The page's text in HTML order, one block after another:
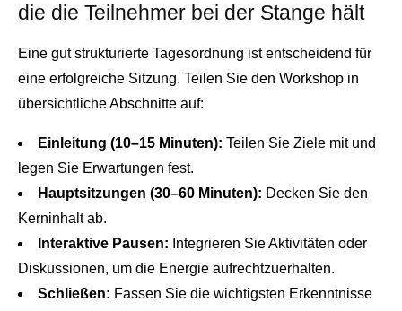
die die Teilnehmer bei der Stange hält
Eine gut strukturierte Tagesordnung ist entscheidend für
eine erfolgreiche Sitzung. Teilen Sie den Workshop in
übersichtliche Abschnitte auf:
Einleitung (10–15 Minuten): Teilen Sie Ziele mit und
legen Sie Erwartungen fest.
Hauptsitzungen (30–60 Minuten): Decken Sie den
Kerninhalt ab.
Interaktive Pausen: Integrieren Sie Aktivitäten oder
Diskussionen, um die Energie aufrechtzuerhalten.
Schließen: Fassen Sie die wichtigsten Erkenntnisse